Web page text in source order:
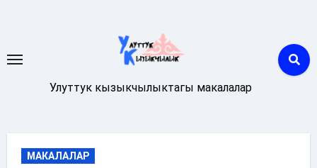
Улуттук кызыкчылыктагы макалалар
МАКАЛАЛАР